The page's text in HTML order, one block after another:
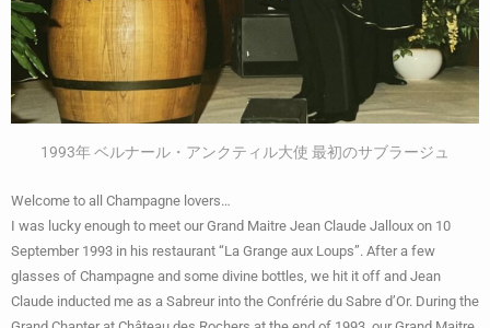
1993年 ベルナール・アンクティル大使 最初のサブラージュ
Welcome to all Champagne lovers…
I was lucky enough to meet our Grand Maitre Jean Claude Jalloux on 10
September 1993 in his restaurant “La Grange aux Loups”. After a few
glasses of Champagne and some divine bottles, we hit it off and Jean
Claude inducted me as a Sabreur into the Confrérie du Sabre d’Or. During the